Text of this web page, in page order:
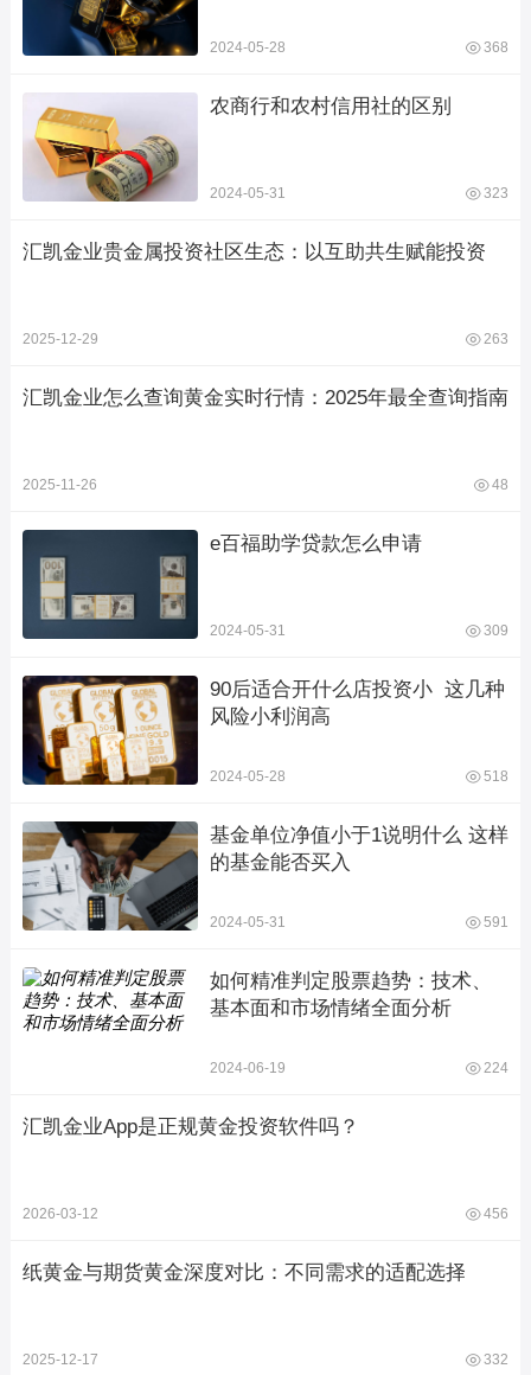
2024-05-28 368
农商行和农村信用社的区别
2024-05-31 323
汇凯金业贵金属投资社区生态：以互助共生赋能投资
2025-12-29 263
汇凯金业怎么查询黄金实时行情：2025年最全查询指南
2025-11-26 48
e百福助学贷款怎么申请
2024-05-31 309
90后适合开什么店投资小  这几种
风险小利润高
2024-05-28 518
基金单位净值小于1说明什么 这样
的基金能否买入
2024-05-31 591
如何精准判定股票趋势：技术、
基本面和市场情绪全面分析
2024-06-19 224
汇凯金业App是正规黄金投资软件吗？
2026-03-12 456
纸黄金与期货黄金深度对比：不同需求的适配选择
2025-12-17 332